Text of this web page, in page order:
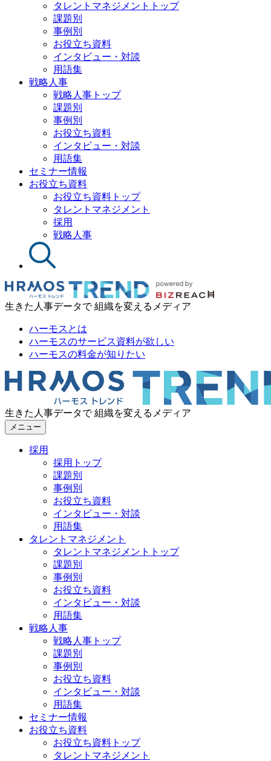
タレントマネジメントトップ
課題別
事例別
お役立ち資料
インタビュー・対談
用語集
戦略人事
戦略人事トップ
課題別
事例別
お役立ち資料
インタビュー・対談
用語集
セミナー情報
お役立ち資料
お役立ち資料トップ
タレントマネジメント
採用
戦略人事
生きた人事データで 組織を変えるメディア
ハーモスとは
ハーモスのサービス資料が欲しい
ハーモスの料金が知りたい
生きた人事データで 組織を変えるメディア
メニュー
採用
採用トップ
課題別
事例別
お役立ち資料
インタビュー・対談
用語集
タレントマネジメント
タレントマネジメントトップ
課題別
事例別
お役立ち資料
インタビュー・対談
用語集
戦略人事
戦略人事トップ
課題別
事例別
お役立ち資料
インタビュー・対談
用語集
セミナー情報
お役立ち資料
お役立ち資料トップ
タレントマネジメント